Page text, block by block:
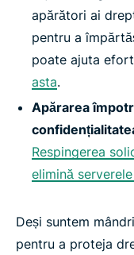
apărători ai
pentru a
poate ajuta
asta.
Apărarea
Respingerea
elimină
Deși suntem
pentru a proteja